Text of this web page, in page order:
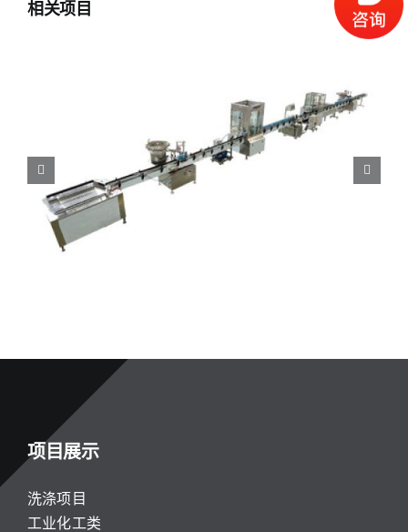
相关项目
U型回转式全自动气雾剂灌装流水线2800F
项目展示
洗涤项目
工业化工类